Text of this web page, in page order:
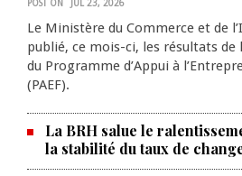
POST ON JUL 23, 2026
Le Ministère du Commerce et de
publié, ce mois-ci, les résultats
du Programme d’Appui à
(PAEF).
La BRH salue le
la stabilité du taux de